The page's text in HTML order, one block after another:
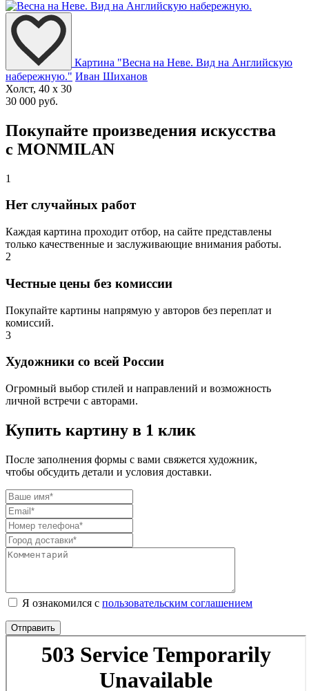
Картина "Весна на Неве. Вид на Английскую
набережную." Иван Шиханов
Холст, 40 x 30
30 000 руб.
Покупайте произведения искусства
с MONMILAN
1
Нет случайных работ
Каждая картина проходит отбор, на сайте представлены
только качественные и заслуживающие внимания работы.
2
Честные цены без комиссии
Покупайте картины напрямую у авторов без переплат и
комиссий.
3
Художники со всей России
Огромный выбор стилей и направлений и возможность
личной встречи с авторами.
Купить картину в 1 клик
После заполнения формы с вами свяжется художник,
чтобы обсудить детали и условия доставки.
Я ознакомился с пользовательским соглашением